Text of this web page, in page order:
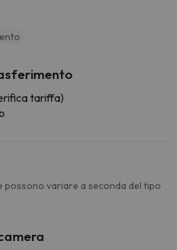
tariffa)
possono variare a seconda del tipo